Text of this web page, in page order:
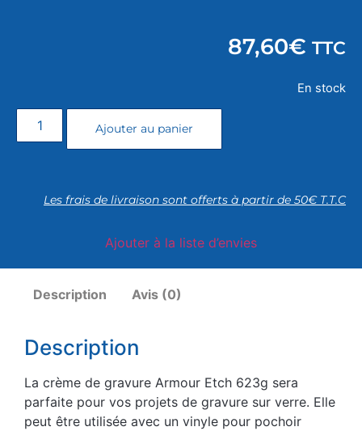
87,60€ TTC
En stock
Ajouter au panier
Les frais de livraison sont offerts à partir de 50€ T.T.C
Ajouter à la liste d’envies
Description Avis (0)
Description
La crème de gravure Armour Etch 623g sera
parfaite pour vos projets de gravure sur verre. Elle
peut être utilisée avec un vinyle pour pochoir